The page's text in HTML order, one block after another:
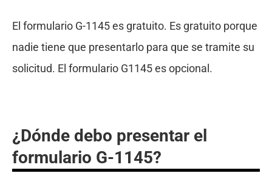
El formulario G-1145 es gratuito. Es gratuito porque
nadie tiene que presentarlo para que se tramite su
solicitud. El formulario G1145 es opcional.
¿Dónde debo presentar el
formulario G-1145?